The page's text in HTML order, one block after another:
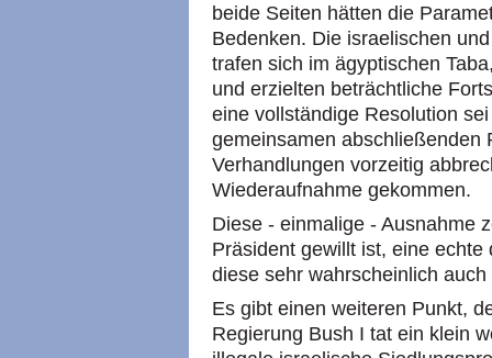
beide Seiten hätten die
Bedenken. Die israelischen
trafen sich im ägyptischen
und erzielten beträchtliche
eine vollständige Resolution
gemeinsamen abschließenden
Verhandlungen vorzeitig
Wiederaufnahme gekommen.
Diese - einmalige - Ausnahme
Präsident gewillt ist, eine
diese sehr wahrscheinlich
Es gibt einen weiteren Punkt,
Regierung Bush I tat ein klein